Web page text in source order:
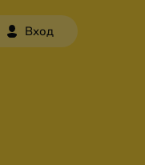
Вход